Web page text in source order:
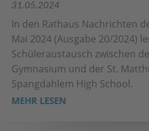
31.05.2024
In den Rathaus Nachrichten
Mai 2024 (Ausgabe 20/2024)
Schüleraustausch zwischen
Gymnasium und der St.
Spangdahlem High School.
MEHR LESEN